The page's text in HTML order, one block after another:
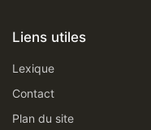
Liens utiles
Lexique
Contact
Plan du site